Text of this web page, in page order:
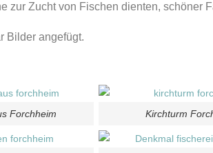
zur Zucht von Fischen dienten, schöner
Bilder angefügt.
Forchheim Kirchturm